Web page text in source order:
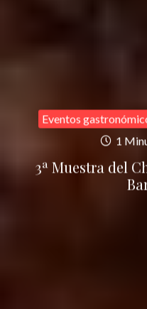
Eventos
1
3ª Muestra del